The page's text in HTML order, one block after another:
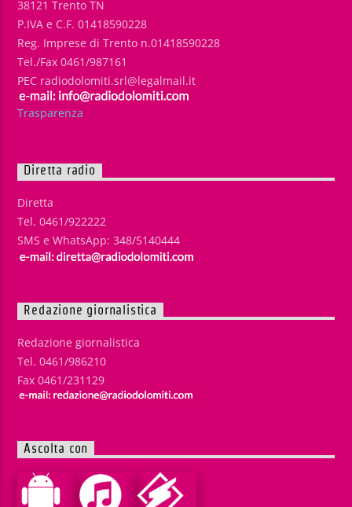
38121 Trento TN
P.IVA e C.F. 01418590228
Reg. Imprese di Trento n.01418590228
Tel./Fax 0461/987161
PEC radiodolomiti.srl@legalmail.it
Trasparenza
Diretta radio
Diretta
Tel. 0461/922222
SMS e WhatsApp: 348/5140444
Redazione giornalistica
Redazione giornalistica
Tel. 0461/986210
Fax 0461/231129
Ascolta con